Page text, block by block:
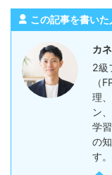
この記事を書いた
カ
2級
（
理
ン
学
の
す。